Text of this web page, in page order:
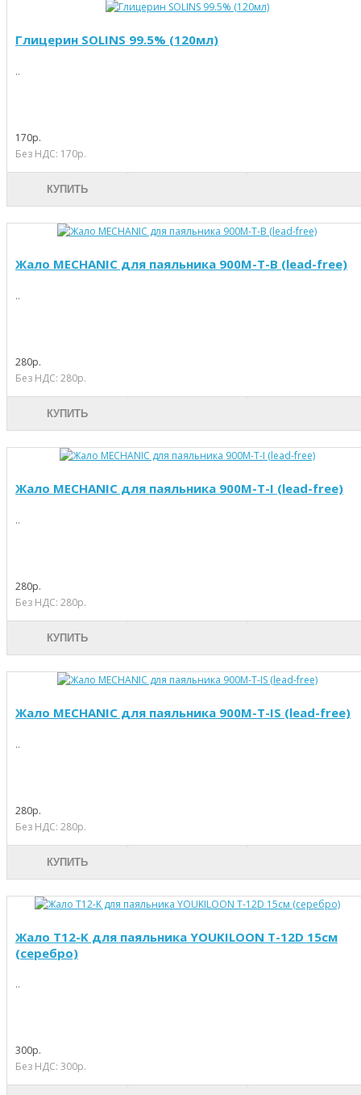
Глицерин SOLINS 99.5% (120мл)
..
170р.
Без НДС: 170р.
КУПИТЬ
Жало MECHANIC для паяльника 900M-T-B (lead-free)
..
280р.
Без НДС: 280р.
КУПИТЬ
Жало MECHANIC для паяльника 900M-T-I (lead-free)
..
280р.
Без НДС: 280р.
КУПИТЬ
Жало MECHANIC для паяльника 900M-T-IS (lead-free)
..
280р.
Без НДС: 280р.
КУПИТЬ
Жало T12-K для паяльника YOUKILOON T-12D 15см
(серебро)
..
300р.
Без НДС: 300р.